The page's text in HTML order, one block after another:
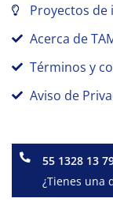
Proyectos de
Acerca de
Términos y
Aviso de
55 1328 13
¿Tienes una